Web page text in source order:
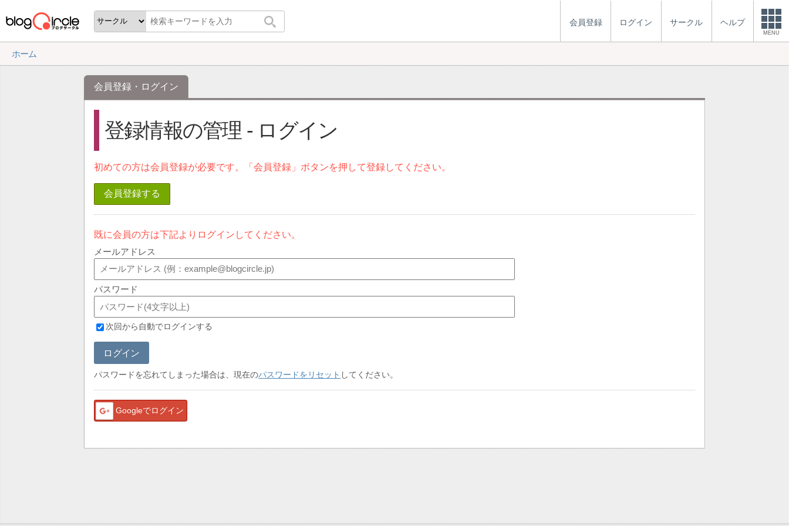
会員登録 ログイン サークル ヘルプ
MENU
ホーム
会員登録・ログイン
登録情報の管理 - ログイン
初めての方は会員登録が必要です。「会員登録」ボタンを押して登録してください。
会員登録する
既に会員の方は下記よりログインしてください。
メールアドレス
パスワード
次回から自動でログインする
ログイン
パスワードを忘れてしまった場合は、現在のパスワードをリセット してください。
Googleでログイン